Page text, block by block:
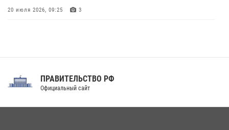
20 июля 2026, 09:25 3
Праздник «Один день с Росгвардией» к 105-летию Центрального
ПРАВИТЕЛЬСТВО РФ
Официальный сайт